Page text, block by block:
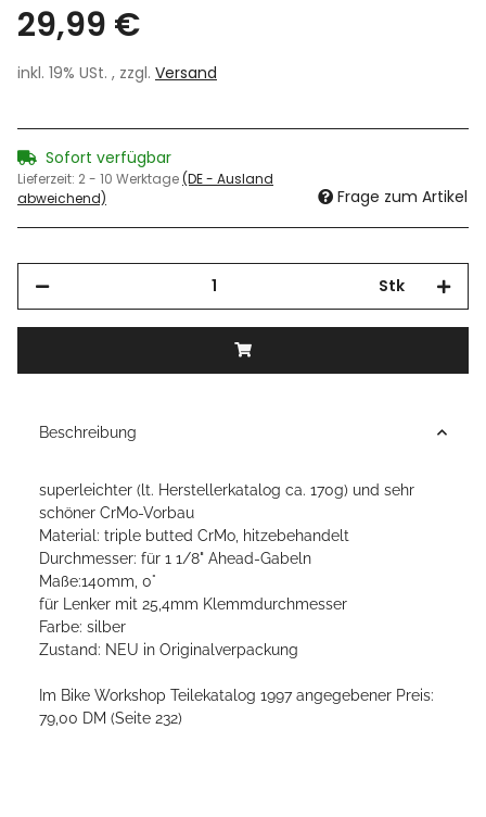
29,99 €
inkl. 19% USt. , zzgl. Versand
Sofort verfügbar
Lieferzeit: 2 - 10 Werktage(DE - Ausland
abweichend)
Frage zum Artikel
Stk
Beschreibung
superleichter (lt. Herstellerkatalog ca. 170g) und sehr
schöner CrMo-Vorbau
Material: triple butted CrMo, hitzebehandelt
Durchmesser: für 1 1/8" Ahead-Gabeln
Maße:140mm, 0°
für Lenker mit 25,4mm Klemmdurchmesser
Farbe: silber
Zustand: NEU in Originalverpackung
Im Bike Workshop Teilekatalog 1997 angegebener Preis:
79,00 DM (Seite 232)